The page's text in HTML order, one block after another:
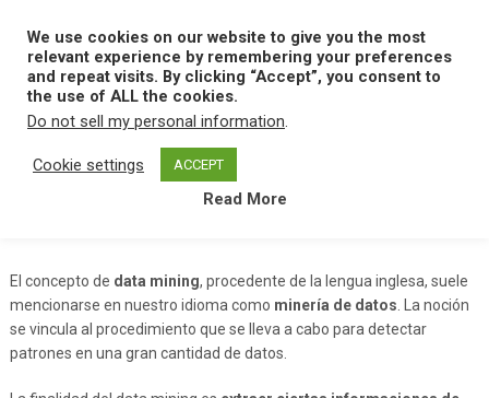
content
MENU
Home D Data Mining
El concepto de data mining, procedente de la lengua inglesa, suele
mencionarse en nuestro idioma como minería de datos . La noción
se vincula al procedimiento que se lleva a cabo para detectar
patrones en una gran cantidad de datos.
We use cookies on our website to give you the most
relevant experience by remembering your preferences
and repeat visits. By clicking “Accept”, you consent to
the use of ALL the cookies.
Do not sell my personal information.
Cookie settings ACCEPT
Read More